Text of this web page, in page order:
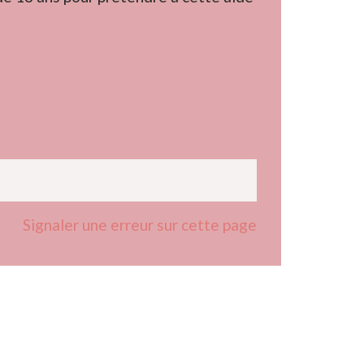
Signaler une erreur sur cette page